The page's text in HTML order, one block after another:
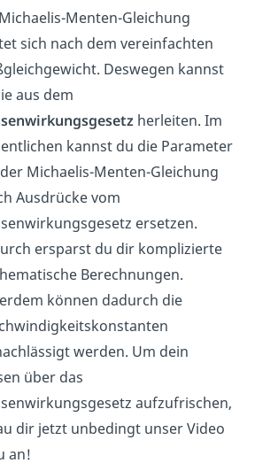
Menten-Gleichung
sich nach dem vereinfachten
Deswegen kannst
aus dem
herleiten. Im
kannst du die Parameter
Michaelis-Menten-Gleichung
Ausdrücke vom
ersetzen.
ersparst du dir komplizierte
Berechnungen.
können dadurch die
werden. Um dein
über das
aufzufrischen,
dir jetzt unbedingt unser Video
an!